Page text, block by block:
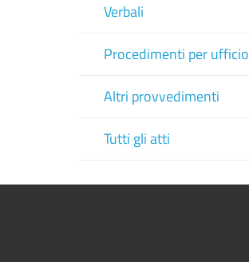
Verbali
Procedimenti per ufficio
Altri provvedimenti
Tutti gli atti